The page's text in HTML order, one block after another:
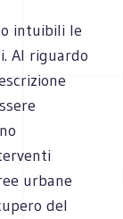
intuibili le
Al riguardo
urbane
del